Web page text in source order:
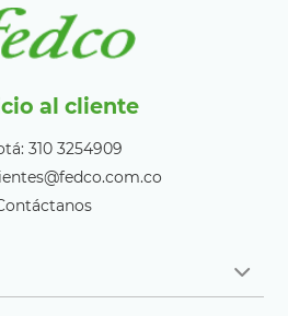
al cliente
310 3254909